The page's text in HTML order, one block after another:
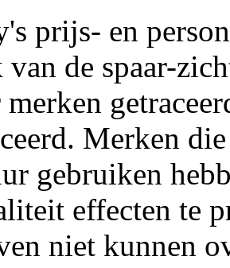
prijs- en
van de spaar-
Merken
gebruiken
effecten te
niet kunnen